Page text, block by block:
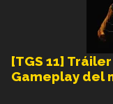
[TGS 11]
Gameplay del